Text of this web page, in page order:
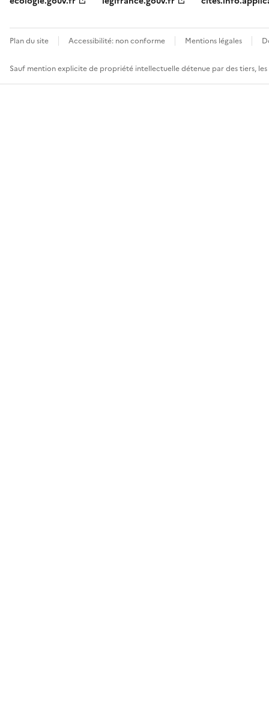
Plan du site Accessibilité: non conforme Mentions légales
Sauf mention explicite de propriété intellectuelle détenue par des tiers,